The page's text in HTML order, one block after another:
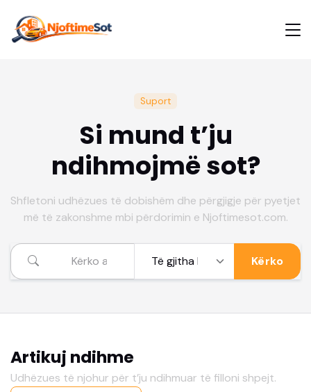
Suport
Si mund t’ju
ndihmojmë sot?
Shfletoni udhëzues të dobishëm dhe përgjigje për pyetjet
më të zakonshme mbi përdorimin e Njoftimesot.com.
Kërko
Artikuj ndihme
Udhëzues të njohur për t’ju ndihmuar të filloni shpejt.